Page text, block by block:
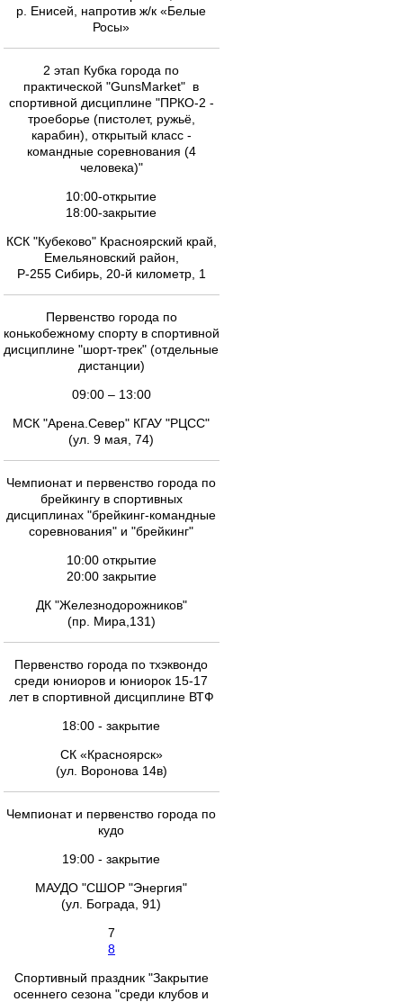
р. Енисей, напротив ж/к «Белые
Росы»
2 этап Кубка города по
практической "GunsMarket" в
спортивной дисциплине "ПРКО-2 -
троеборье (пистолет, ружьё,
карабин), открытый класс -
командные соревнования (4
человека)"
10:00-открытие
18:00-закрытие
КСК "Кубеково" Красноярский край,
Емельяновский район,
Р-255 Сибирь, 20-й километр, 1
Первенство города по
конькобежному спорту в спортивной
дисциплине "шорт-трек" (отдельные
дистанции)
09:00 – 13:00
МСК "Арена.Север" КГАУ "РЦСС"
(ул. 9 мая, 74)
Чемпионат и первенство города по
брейкингу в спортивных
дисциплинах "брейкинг-командные
соревнования" и "брейкинг"
10:00 открытие
20:00 закрытие
ДК "Железнодорожников"
(пр. Мира,131)
Первенство города по тхэквондо
среди юниоров и юниорок 15-17
лет в спортивной дисциплине ВТФ
18:00 - закрытие
СК «Красноярск»
(ул. Воронова 14в)
Чемпионат и первенство города по
кудо
19:00 - закрытие
МАУДО "СШОР "Энергия"
(ул. Бограда, 91)
7
8
Спортивный праздник "Закрытие
осеннего сезона "среди клубов и